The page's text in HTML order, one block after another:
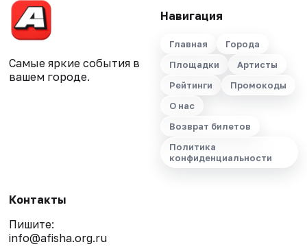
Самые яркие события в
вашем городе.
Навигация
Главная
Города
Площадки
Артисты
Рейтинги
Промокоды
О нас
Возврат билетов
Политика
конфиденциальности
Контакты
Пишите:
info@afisha.org.ru